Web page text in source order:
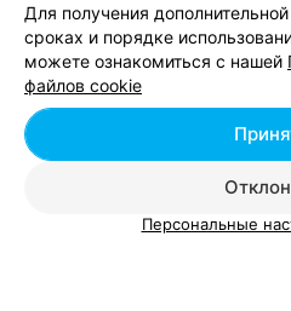
Добавить
Для получения
сроках и порядке
можете ознакомиться с нашей
файлов cookie
Персональные